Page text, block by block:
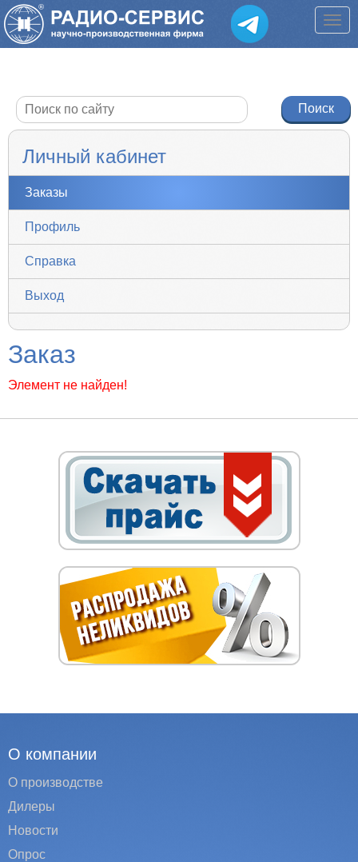
Личный кабинет
Заказы
Профиль
Справка
Выход
Заказ
Элемент не найден!
О компании
О производстве
Дилеры
Новости
Опрос